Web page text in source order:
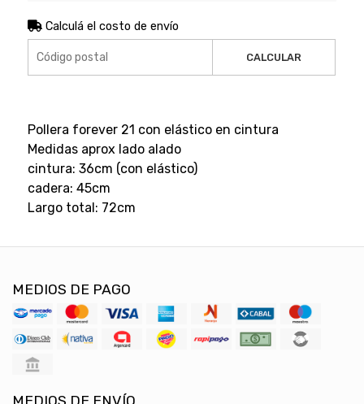
Calculá el costo de envío
CALCULAR
Pollera forever 21 con elástico en cintura
Medidas aprox lado alado
cintura: 36cm (con elástico)
cadera: 45cm
Largo total: 72cm
MEDIOS DE PAGO
MEDIOS DE ENVÍO